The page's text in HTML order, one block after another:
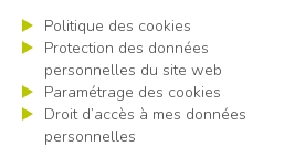
Politique des cookies
Protection des données
personnelles du site web
Paramétrage des cookies
Droit d’accès à mes données
personnelles